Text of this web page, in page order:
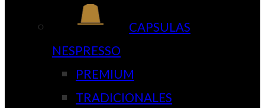
CAPSULAS
NESPRESSO
PREMIUM
TRADICIONALES